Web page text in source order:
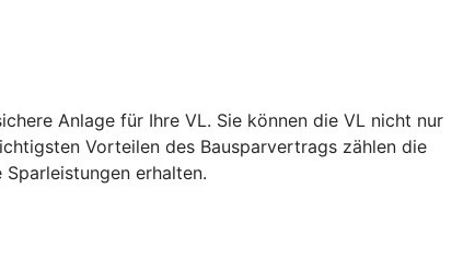
Anlage für Ihre VL. Sie können die VL nicht nur
Vorteilen des Bausparvertrags zählen die
erhalten.